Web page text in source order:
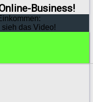
Business!
sieh das Video!